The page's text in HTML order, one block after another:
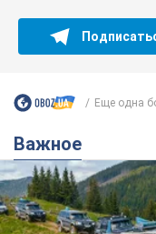
Еще одна
Важное